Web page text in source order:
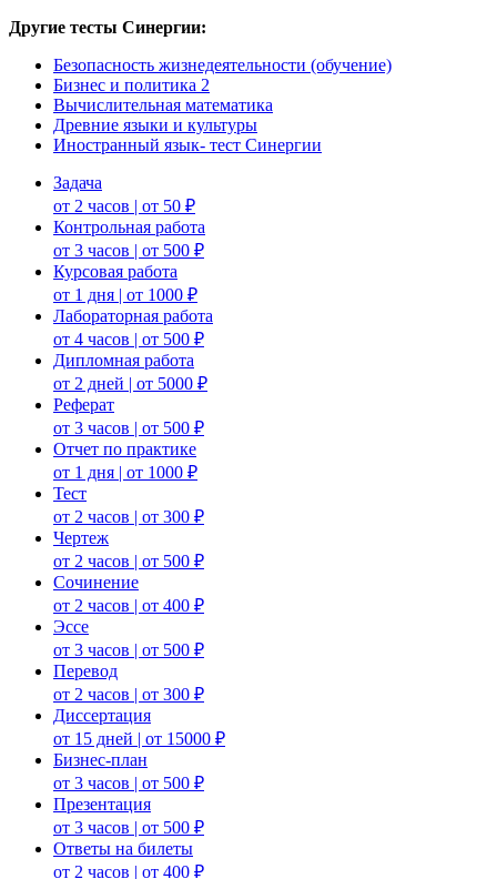
Другие тесты Синергии:
Безопасность жизнедеятельности (обучение)
Бизнес и политика 2
Вычислительная математика
Древние языки и культуры
Иностранный язык- тест Синергии
Задача
от 2 часов | от 50 ₽
Контрольная работа
от 3 часов | от 500 ₽
Курсовая работа
от 1 дня | от 1000 ₽
Лабораторная работа
от 4 часов | от 500 ₽
Дипломная работа
от 2 дней | от 5000 ₽
Реферат
от 3 часов | от 500 ₽
Отчет по практике
от 1 дня | от 1000 ₽
Тест
от 2 часов | от 300 ₽
Чертеж
от 2 часов | от 500 ₽
Сочинение
от 2 часов | от 400 ₽
Эссе
от 3 часов | от 500 ₽
Перевод
от 2 часов | от 300 ₽
Диссертация
от 15 дней | от 15000 ₽
Бизнес-план
от 3 часов | от 500 ₽
Презентация
от 3 часов | от 500 ₽
Ответы на билеты
от 2 часов | от 400 ₽